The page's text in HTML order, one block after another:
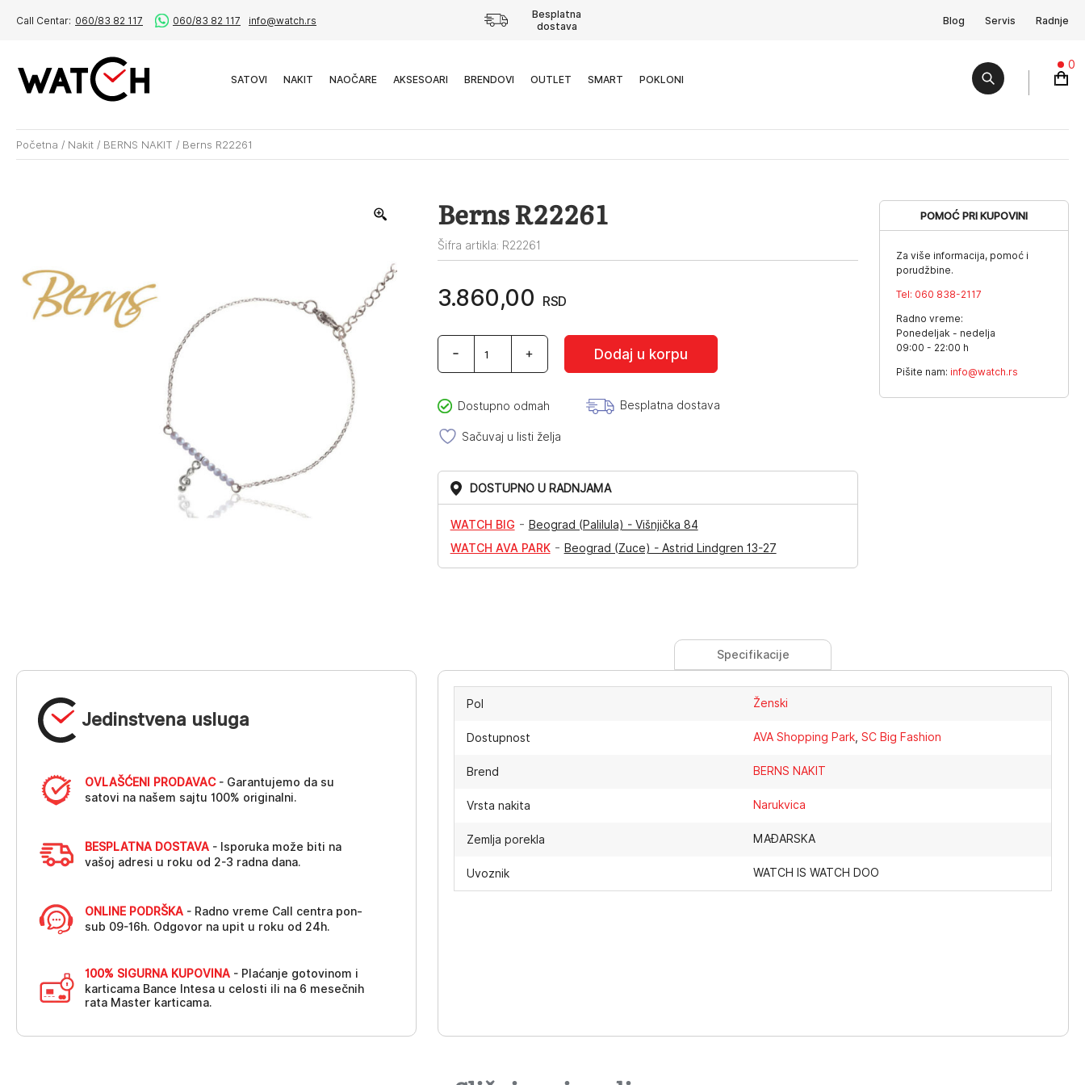
Call Centar: 060/83 82 117 060/83 82 117 info@watch.rs
Besplatna
dostava
Blog Servis Radnje
SATOVI NAKIT NAOČARE AKSESOARI BRENDOVI OUTLET SMART POKLONI
0
Početna / Nakit / BERNS NAKIT / Berns R22261
Berns R22261
Šifra artikla: R22261
3.860,00 RSD
Berns
R22261
količina
Dodaj u korpu
Dostupno odmah Besplatna dostava
Sačuvaj u listi želja
DOSTUPNO U RADNJAMA
WATCH BIG - Beograd (Palilula) - Višnjička 84
WATCH AVA PARK- Beograd (Zuce) - Astrid Lindgren 13-27
POMOĆ PRI KUPOVINI
Za više informacija, pomoć i
porudžbine.
Tel: 060 838-2117
Radno vreme:
Ponedeljak - nedelja
09:00 - 22:00 h
Pišite nam: info@watch.rs
Jedinstvena usluga
OVLAŠĆENI PRODAVAC- Garantujemo da su
satovi na našem sajtu 100% originalni.
BESPLATNA DOSTAVA - Isporuka može biti na
vašoj adresi u roku od 2-3 radna dana.
ONLINE PODRŠKA - Radno vreme Call centra pon-
sub 09-16h. Odgovor na upit u roku od 24h.
100% SIGURNA KUPOVINA - Plaćanje gotovinom i
karticama Bance Intesa u celosti ili na 6 mesečnih
rata Master karticama.
Specifikacije
Pol Ženski
Dostupnost AVA Shopping Park ,SC Big Fashion
Brend BERNS NAKIT
Vrsta nakita Narukvica
Zemlja porekla MAĐARSKA
Uvoznik WATCH IS WATCH DOO